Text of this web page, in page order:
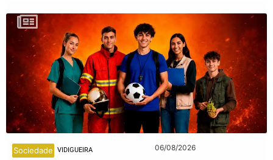
Sociedade VIDIGUEIRA 06/08/2026